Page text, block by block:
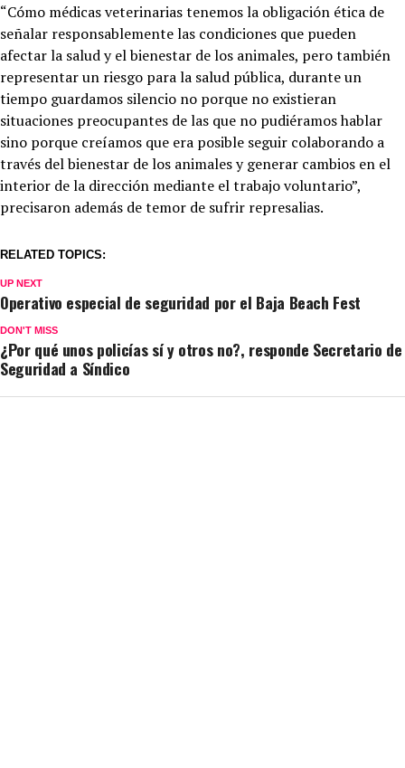
“Cómo médicas veterinarias tenemos la obligación ética de
señalar responsablemente las condiciones que pueden
afectar la salud y el bienestar de los animales, pero también
representar un riesgo para la salud pública, durante un
tiempo guardamos silencio no porque no existieran
situaciones preocupantes de las que no pudiéramos hablar
sino porque creíamos que era posible seguir colaborando a
través del bienestar de los animales y generar cambios en el
interior de la dirección mediante el trabajo voluntario”,
precisaron además de temor de sufrir represalias.
RELATED TOPICS:
UP NEXT
Operativo especial de seguridad por el Baja Beach Fest
DON'T MISS
¿Por qué unos policías sí y otros no?, responde Secretario de
Seguridad a Síndico